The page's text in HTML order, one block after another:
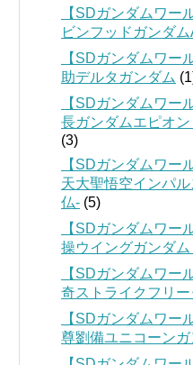
【SDガンダムワー
ビンフッドガンダ
【SDガンダムワー
助デルタガンダム
【SDガンダムワー
長ガンダムエピオ
(3)
【SDガンダムワー
天大聖悟空インパ
仏- (5)
【SDガンダムワー
操ウイングガンダ
【SDガンダムワー
奇ストライクフリ
【SDガンダムワー
尊劉備ユニコーンガ